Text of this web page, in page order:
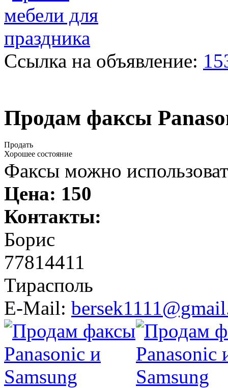
Ссылка на объявление:
Продам факсы
Продать
Хорошее состояние
Факсы можно
Цена: 150
Контакты:
Борис
77814411
Тирасполь
E-Mail: